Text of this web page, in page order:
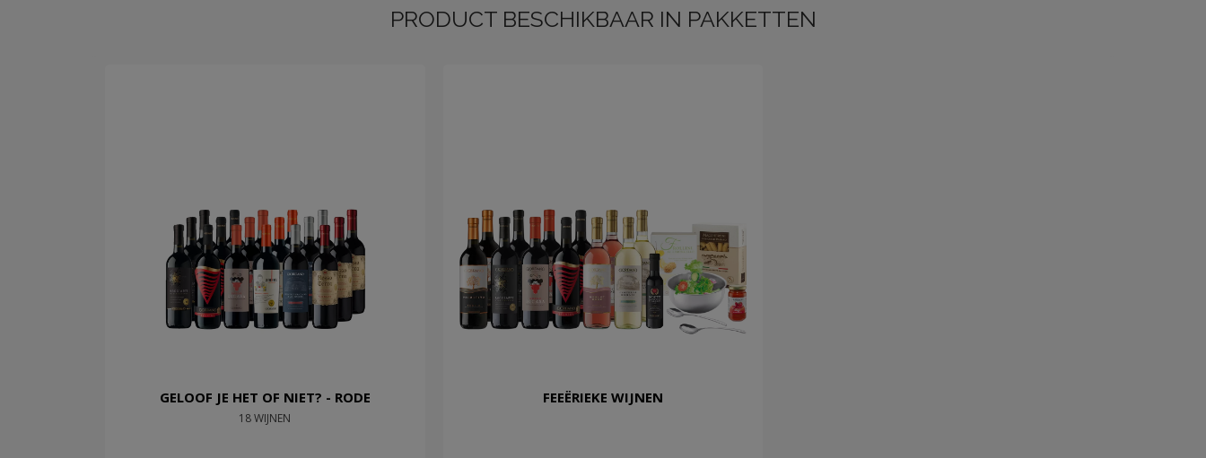
PRODUCT BESCHIKBAAR IN PAKKETTEN
GELOOF JE HET OF NIET? - RODE
18 WIJNEN
FEEËRIEKE WIJNEN